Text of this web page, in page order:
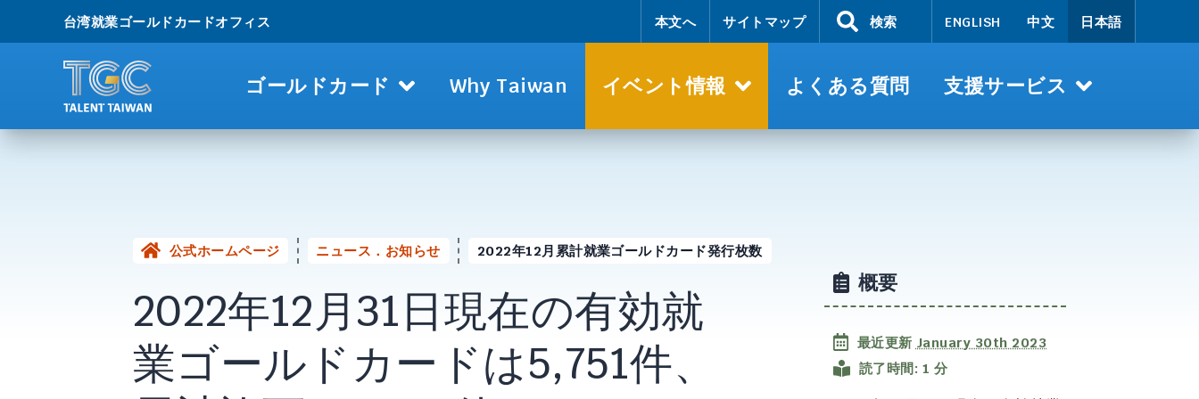
台湾就業ゴールドカードオフィス 本文へ サイトマップ 検索 ENGLISH 中文 日本語
ゴールドカード Why Taiwan イベント情報 よくある質問 支援サービス
公式ホームページ ニュース．お知らせ 2022年12月累計就業ゴールドカード発行枚数
2022年12月31日現在の有効就
業ゴールドカードは5,751件、
概要
最近更新 January 30th 2023
読了時間: 1 分